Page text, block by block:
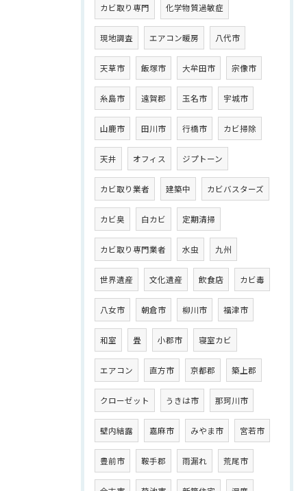
カビ取り専門 化学物質過敏症
現地調査 エアコン暖房 八代市
天草市 飯塚市 大牟田市 宗像市
糸島市 遠賀郡 玉名市 宇城市
山鹿市 田川市 行橋市 カビ掃除
天井 オフィス ジプトーン
カビ取り業者 建築中 カビバスターズ
カビ臭 白カビ 定期清掃
カビ取り専門業者 水虫 九州
世界遺産 文化遺産 飲食店 カビ毒
八女市 朝倉市 柳川市 福津市
和室 畳 小郡市 寝室カビ
エアコン 直方市 京都郡 築上郡
クローゼット うきは市 那珂川市
壁内結露 嘉麻市 みやま市 宮若市
豊前市 鞍手郡 雨漏れ 荒尾市